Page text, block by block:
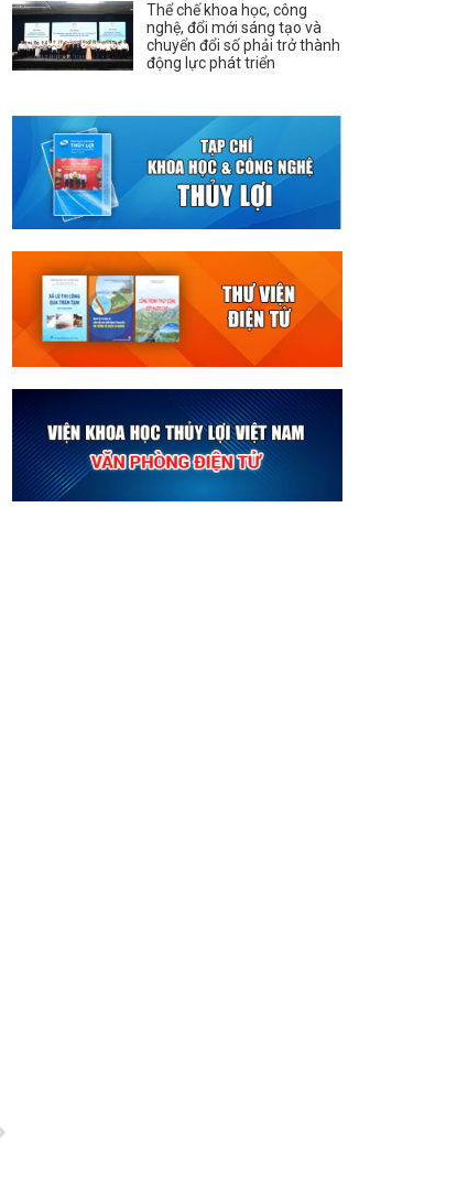
Thể chế khoa học, công
nghệ, đổi mới sáng tạo và
chuyển đổi số phải trở thành
động lực phát triển